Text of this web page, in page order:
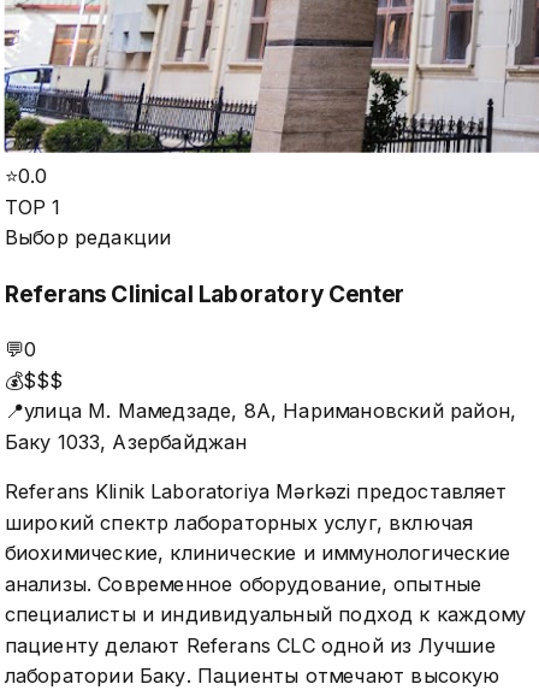
⭐0.0
TOP 1
Выбор редакции
Referans Clinical Laboratory Center
💬0
💰$$$
📍улица М. Мамедзаде, 8A, Наримановский район,
Баку 1033, Азербайджан
Referans Klinik Laboratoriya Мərkəzi предоставляет
широкий спектр лабораторных услуг, включая
биохимические, клинические и иммунологические
анализы. Современное оборудование, опытные
специалисты и индивидуальный подход к каждому
пациенту делают Referans CLC одной из Лучшие
лаборатории Баку. Пациенты отмечают высокую